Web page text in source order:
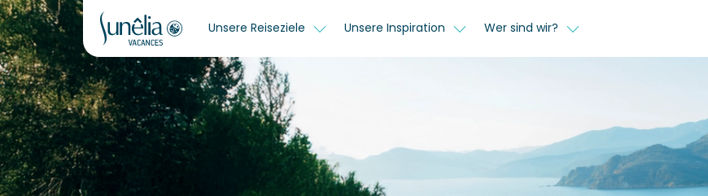
Unsere Reiseziele Unsere Inspiration Wer sind wir?